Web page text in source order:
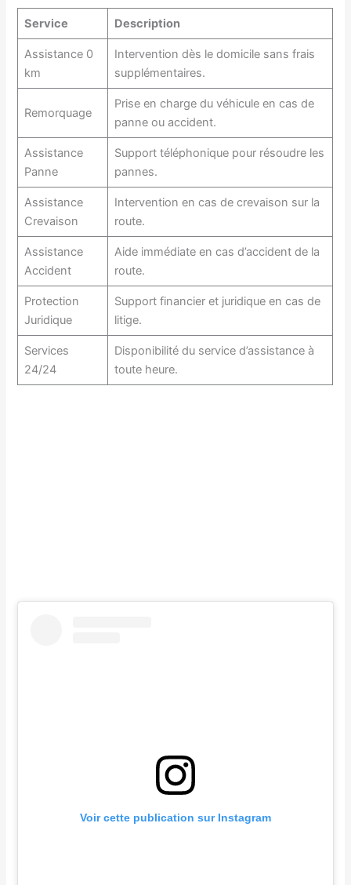
Service Description
Assistance 0
km
Intervention dès le domicile sans frais
supplémentaires.
Remorquage
Prise en charge du véhicule en cas de
panne ou accident.
Assistance
Panne
Support téléphonique pour résoudre les
pannes.
Assistance
Crevaison
Intervention en cas de crevaison sur la
route.
Assistance
Accident
Aide immédiate en cas d’accident de la
route.
Protection
Juridique
Support financier et juridique en cas de
litige.
Services
24/24
Disponibilité du service d’assistance à
toute heure.
Voir cette publication sur Instagram